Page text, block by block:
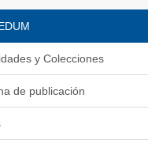
y Colecciones
de publicación